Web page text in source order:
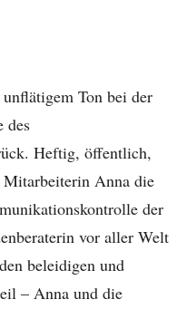
Ton bei der
des
Heftig, öffentlich,
Anna die
der
vor aller Welt
beleidigen und
– Anna und die